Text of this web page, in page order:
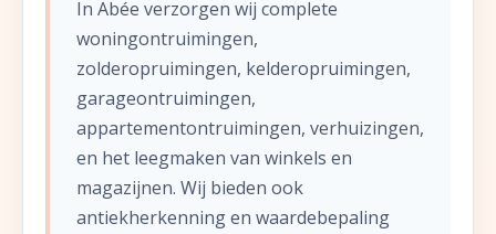
In Abée verzorgen wij complete
woningontruimingen,
zolderopruimingen, kelderopruimingen,
garageontruimingen,
appartementontruimingen, verhuizingen,
en het leegmaken van winkels en
magazijnen. Wij bieden ook
antiekherkenning en waardebepaling